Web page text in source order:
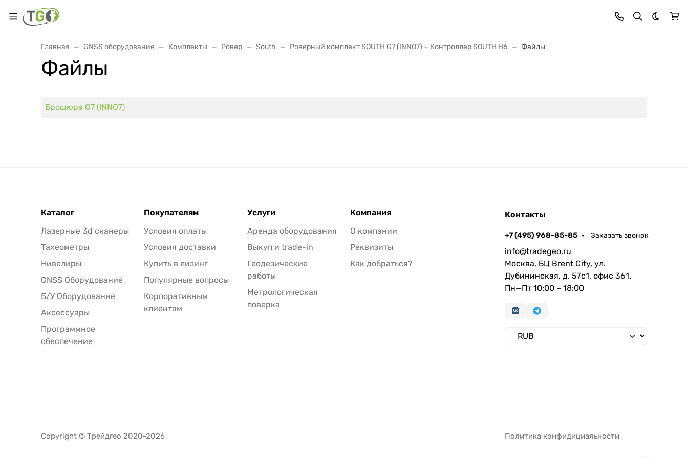
Темная
Главная GNSS оборудование Комплекты Ровер South Роверный комплект SOUTH G7 (INNO7) + Контроллер SOUTH H6 Файлы
Файлы
Брошюра G7 (INNO7)
Каталог
Лазерные 3d сканеры
Тахеометры
Нивелиры
GNSS Оборудование
Б/У Оборудование
Аксессуары
Программное
обеспечение
Покупателям
Условия оплаты
Условия доставки
Купить в лизинг
Популярные вопросы
Корпоративным
клиентам
Услуги
Аренда оборудования
Выкуп и trade-in
Геодезические
работы
Метрологическая
поверка
Компания
О компании
Реквизиты
Как добраться?
Контакты
+7 (495) 968-85-85 Заказать звонок
info@tradegeo.ru
Москва, БЦ Brent City, ул.
Дубининская, д. 57с1, офис 361.
Пн—Пт 10:00 – 18:00
Copyright © Трейдгео 2020-2026 Политика конфидициальности